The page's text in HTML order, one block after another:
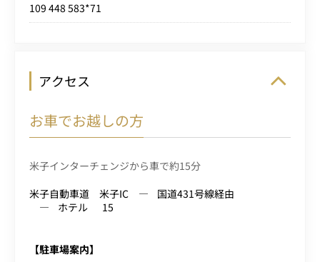
109 448 583*71
アクセス
お車でお越しの方
米子インターチェンジから車で約15分
米子自動車道 米子IC
国道431号線経由
ホテル
15
【駐車場案内】